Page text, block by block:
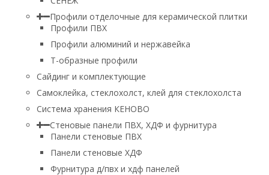
Профили отделочные для керамической плитки
Профили ПВХ
Профили алюминий и нержавейка
Т-образные профили
Сайдинг и комплектующие
Самоклейка, стеклохолст, клей для стеклохолста
Система хранения КЕНОВО
Стеновые панели ПВХ, ХДФ и фурнитура
Панели стеновые ПВХ
Панели стеновые ХДФ
Фурнитура д/пвх и хдф панелей